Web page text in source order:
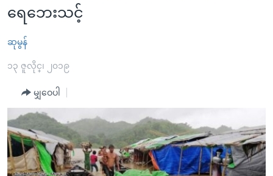
Link
များ
ပင်မ
ကျော်
ကြည့်
ရန်
ပင်မ
ကမ္ဘာ့သတင်းများ
နိုင်ငံတကာ
အစ္စရေး-ပါလက်စတိုင်း
ဗွီဒီယို
အင်္ဂလိပ်စာလေ့လာမယ်
အမေရိကန်သုံးအီဒီယံ
မကြေးမုံရဲ့ အင်္ဂလိပ်စာ
ရုပ်ရှင်ထဲက အင်္ဂလိပ်စာ
အပတ်စဉ်ကဏ္ဍများ
ရေဒီယို
တီဗွီ
ရေဒီယိုနှင့်ရုပ်သံ အချက်အလက်များ
ရေဒီယို/တီဗွီအစီအစဉ်
ရေဘေးသင့်
ဆုမွန်
၁၃ ဇူလိုင္၊ ၂၀၁၉
မျှဝေပါ